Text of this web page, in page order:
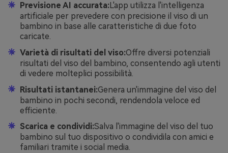
Previsione AI accurata:L'app utilizza l'intelligenza
artificiale per prevedere con precisione il viso di un
bambino in base alle caratteristiche di due foto
caricate.
Varietà di risultati del viso:Offre diversi potenziali
risultati del viso del bambino, consentendo agli utenti
di vedere molteplici possibilità.
Risultati istantanei:Genera un'immagine del viso del
bambino in pochi secondi, rendendola veloce ed
efficiente.
Scarica e condividi:Salva l'immagine del viso del tuo
bambino sul tuo dispositivo o condividila con amici e
familiari tramite i social media.